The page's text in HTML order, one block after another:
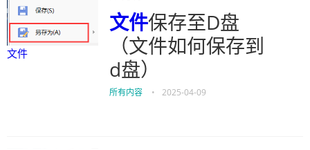
文件
文件保存至D盘
（文件如何保存到
d盘）
所有内容 • 2025-04-09